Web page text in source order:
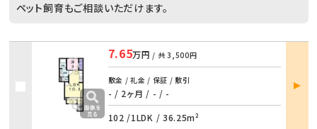
ペット飼育もご相談いただけます。
7.65万円 / 共3,500円
敷金 / 礼金 / 保証 / 敷引
- / 2ヶ月 / - / -
102 /1LDK / 36.25m²
部屋
詳細